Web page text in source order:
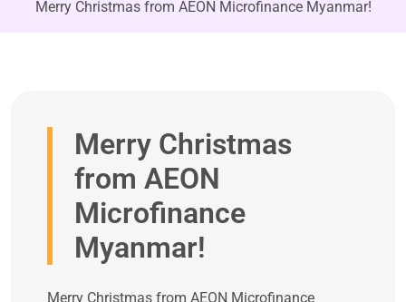
Merry Christmas from AEON Microfinance Myanmar!
Merry Christmas
from AEON
Microfinance
Myanmar!
Merry Christmas from AEON Microfinance